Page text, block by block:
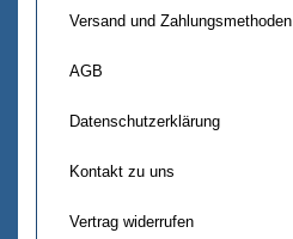
Versand und Zahlungsmethoden
AGB
Datenschutzerklärung
Kontakt zu uns
Vertrag widerrufen